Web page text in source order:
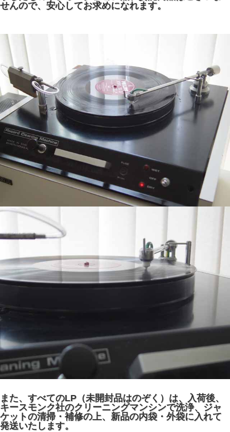
せんので、安心してお求めになれます。
また、すべてのLP（未開封品はのぞく）は、入荷後、
キースモンク社のクリーニングマンシンで洗浄、ジャ
ケットの清掃・補修の上、新品の内袋・外袋に入れて
発送いたします。